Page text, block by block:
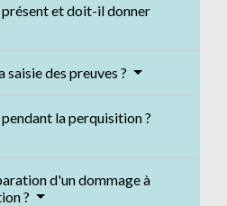
et doit-il donner
des preuves ?
la perquisition ?
d'un dommage à
?